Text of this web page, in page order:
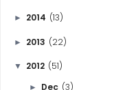
► 2014 (13)
► 2013 (22)
▼ 2012 (51)
► Dec (3)